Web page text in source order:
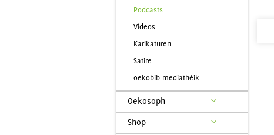
Podcasts
Videos
Karikaturen
Satire
oekobib mediathéik
Oekosoph
Shop